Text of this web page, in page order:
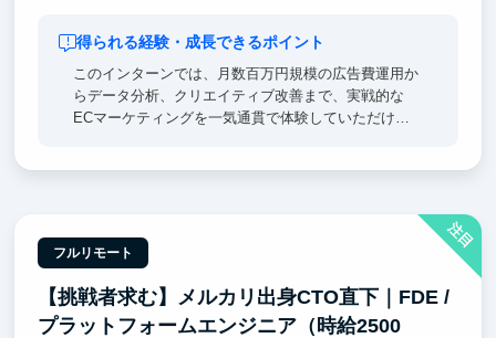
得られる経験・成長できるポイント
このインターンでは、月数百万円規模の広告費運用か
らデータ分析、クリエイティブ改善まで、実戦的な
ECマーケティングを一気通貫で体験していただけま
いても強力なアピールポイントになります。
※実際、圧倒的な思考力を持つ優秀なメンバーからの
鋭いフィードバックを受けながら、自身のビジネス戦
闘力を飛躍的に引き上げられる環境です。
注目
フルリモート
【挑戦者求む】メルカリ出身CTO直下｜FDE /
プラットフォームエンジニア（時給2500